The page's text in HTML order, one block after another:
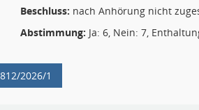
Beschluss: nach Anhörung nicht
Abstimmung: Ja: 6, Nein: 7,
2026/1